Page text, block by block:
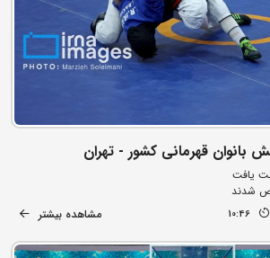
بانوان قهرمانی کشور - تهران
یافت
شدند
10:46 مشاهده بیشتر